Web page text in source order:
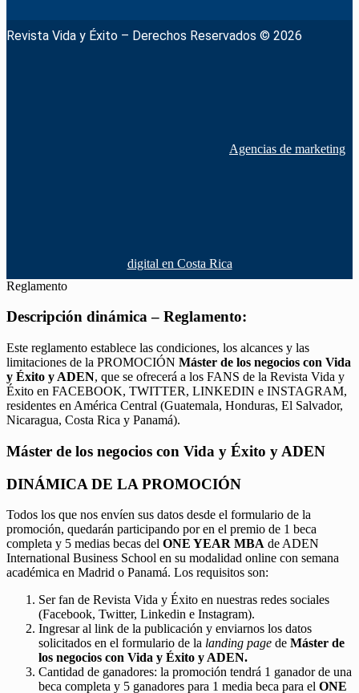
Revista Vida y Éxito – Derechos Reservados © 2026
Agencias de marketing
digital en Costa Rica
Reglamento
Descripción dinámica – Reglamento:
Este reglamento establece las condiciones, los alcances y las
limitaciones de la PROMOCIÓN Máster de los negocios con Vida
y Éxito y ADEN, que se ofrecerá a los FANS de la Revista Vida y
Éxito en FACEBOOK, TWITTER, LINKEDIN e INSTAGRAM,
residentes en América Central (Guatemala, Honduras, El Salvador,
Nicaragua, Costa Rica y Panamá).
Máster de los negocios con Vida y Éxito y ADEN
DINÁMICA DE LA PROMOCIÓN
Todos los que nos envíen sus datos desde el formulario de la
promoción, quedarán participando por en el premio de 1 beca
completa y 5 medias becas del ONE YEAR MBA de ADEN
International Business School en su modalidad online con semana
académica en Madrid o Panamá. Los requisitos son:
Ser fan de Revista Vida y Éxito en nuestras redes sociales
(Facebook, Twitter, Linkedin e Instagram).
Ingresar al link de la publicación y enviarnos los datos
solicitados en el formulario de la landing page de Máster de
los negocios con Vida y Éxito y ADEN.
Cantidad de ganadores: la promoción tendrá 1 ganador de una
beca completa y 5 ganadores para 1 media beca para el ONE